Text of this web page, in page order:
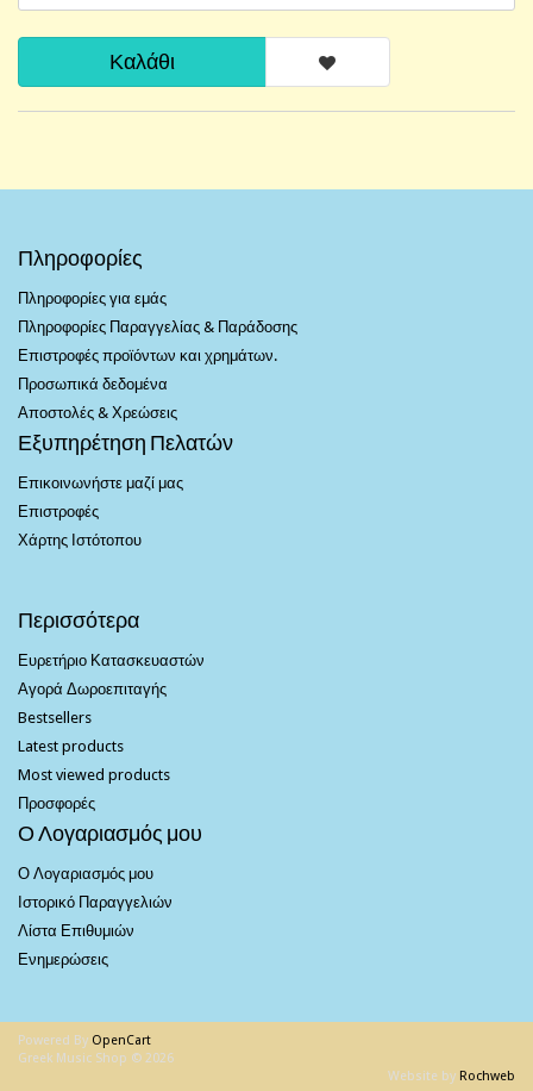
Καλάθι
Πληροφορίες
Πληροφορίες για εμάς
Πληροφορίες Παραγγελίας & Παράδοσης
Επιστροφές προϊόντων και χρημάτων.
Προσωπικά δεδομένα
Αποστολές & Χρεώσεις
Εξυπηρέτηση Πελατών
Επικοινωνήστε μαζί μας
Επιστροφές
Χάρτης Ιστότοπου
Περισσότερα
Ευρετήριο Κατασκευαστών
Αγορά Δωροεπιταγής
Bestsellers
Latest products
Most viewed products
Προσφορές
Ο Λογαριασμός μου
Ο Λογαριασμός μου
Ιστορικό Παραγγελιών
Λίστα Επιθυμιών
Ενημερώσεις
Powered By OpenCart
Greek Music Shop © 2026
Website by Rochweb